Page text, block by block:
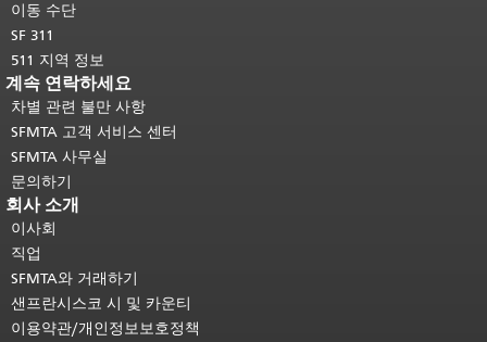
이동 수단
SF 311
511 지역 정보
계속 연락하세요
차별 관련 불만 사항
SFMTA 고객 서비스 센터
SFMTA 사무실
문의하기
회사 소개
이사회
직업
SFMTA와 거래하기
샌프란시스코 시 및 카운티
이용약관/개인정보보호정책